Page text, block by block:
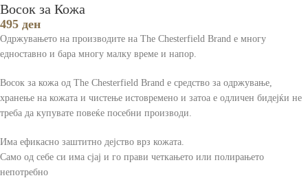
Восок за Кожа
495 ден
Одржувањето на производите на The Chesterfield Brand е многу
едноставно и бара многу малку време и напор.
Восок за кожа од The Chesterfield Brand е средство за одржување,
хранење на кожата и чистење истовремено и затоа е одличен бидејќи не
треба да купувате повеќе посебни производи.
Има ефикасно заштитно дејство врз кожата.
Само од себе си има сјај и го прави четкањето или полирањето
непотребно